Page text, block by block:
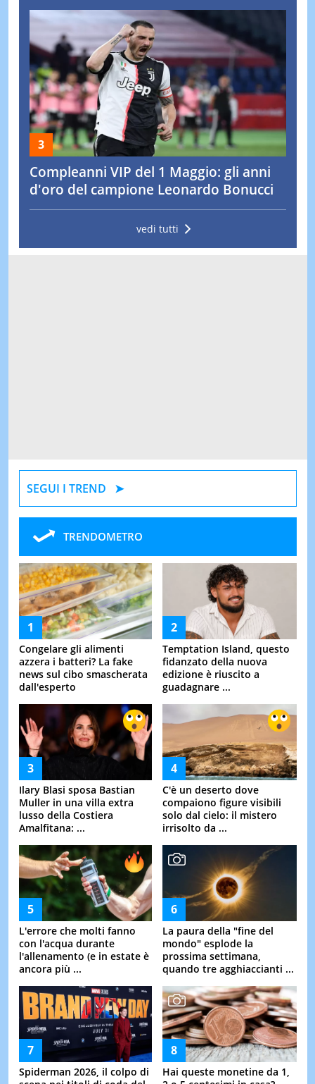
Compleanni VIP del 1 Maggio: gli anni
d'oro del campione Leonardo Bonucci
vedi tutti
SEGUI I TREND
TRENDOMETRO
Congelare gli alimenti
azzera i batteri? La fake
news sul cibo smascherata
dall'esperto
Temptation Island, questo
fidanzato della nuova
edizione è riuscito a
guadagnare ...
Ilary Blasi sposa Bastian
Muller in una villa extra
lusso della Costiera
Amalfitana: ...
C'è un deserto dove
compaiono figure visibili
solo dal cielo: il mistero
irrisolto da ...
L'errore che molti fanno
con l'acqua durante
l'allenamento (e in estate è
ancora più ...
La paura della "fine del
mondo" esplode la
prossima settimana,
quando tre agghiaccianti ...
Spiderman 2026, il colpo di
Hai queste monetine da 1,